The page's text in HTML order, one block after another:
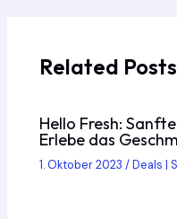
Related Posts
Hello Fresh:
Erlebe das
1. Oktober 2023/Deals |